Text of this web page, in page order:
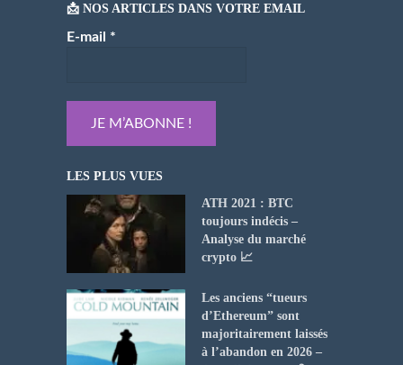
📩 NOS ARTICLES DANS VOTRE EMAIL
E-mail *
LES PLUS VUES
ATH 2021 : BTC
toujours indécis –
Analyse du marché
crypto 📈
Les anciens “tueurs
d’Ethereum” sont
majoritairement laissés
à l’abandon en 2026 –